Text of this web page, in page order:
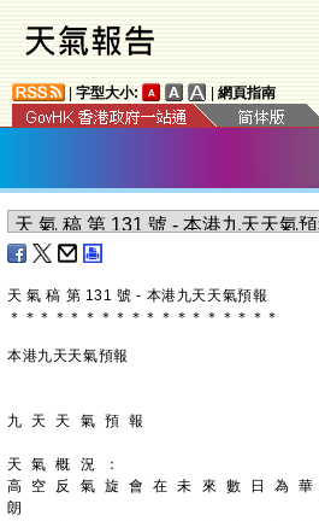
字型大小: 網頁指南
天 氣 稿 第 131 號 - 本港九天天氣預報
＊ ＊ ＊ ＊ ＊ ＊ ＊ ＊ ＊ ＊ ＊ ＊ ＊ ＊ ＊ ＊ ＊ ＊
本港九天天氣預報
九 天 天 氣 預 報
天 氣 概 況 ：
高 空 反 氣 旋 會 在 未 來 數 日 為
朗